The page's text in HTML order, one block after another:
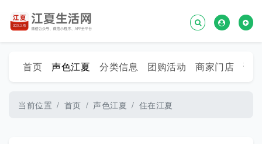
首页 声色江夏 分类信息 团购活动 商家门店 话
当前位置 首页 声色江夏 住在江夏